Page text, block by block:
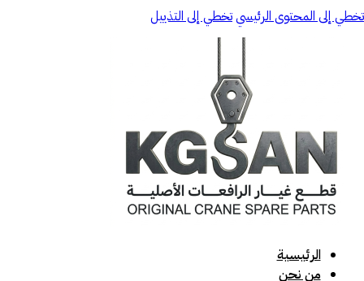
تخطي إلى المحتوى الرئيسيتخطي إلى التذييل
الرئيسية
من نحن